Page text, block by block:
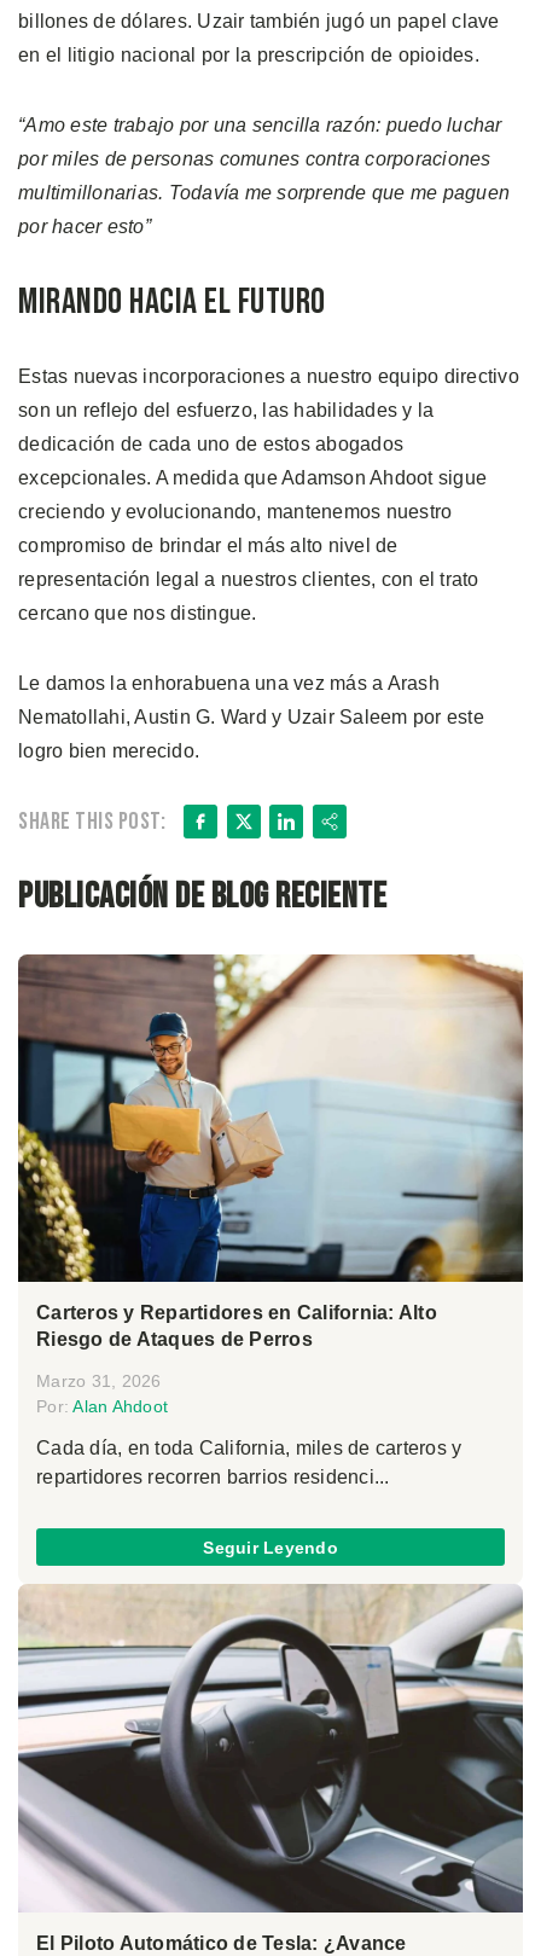
billones de dólares. Uzair también jugó un papel clave
en el litigio nacional por la prescripción de opioides.
“Amo este trabajo por una sencilla razón: puedo luchar
por miles de personas comunes contra corporaciones
multimillonarias. Todavía me sorprende que me paguen
por hacer esto”
Mirando Hacia el Futuro
Estas nuevas incorporaciones a nuestro equipo directivo
son un reflejo del esfuerzo, las habilidades y la
dedicación de cada uno de estos abogados
excepcionales. A medida que Adamson Ahdoot sigue
creciendo y evolucionando, mantenemos nuestro
compromiso de brindar el más alto nivel de
representación legal a nuestros clientes, con el trato
cercano que nos distingue.
Le damos la enhorabuena una vez más a Arash
Nematollahi, Austin G. Ward y Uzair Saleem por este
logro bien merecido.
Share this post: Facebook
X LinkedIn
Share
Publicación de blog reciente
Carteros y Repartidores en California: Alto
Riesgo de Ataques de Perros
Marzo 31, 2026
Por:Alan Ahdoot
Cada día, en toda California, miles de carteros y
repartidores recorren barrios residenci...
Seguir Leyendo
El Piloto Automático de Tesla: ¿Avance